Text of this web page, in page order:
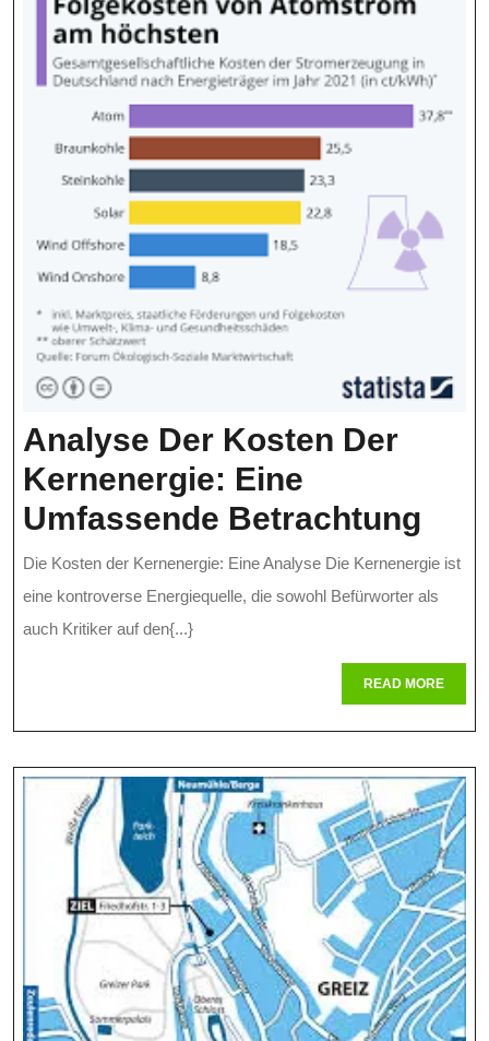
Analyse Der Kosten Der
Kernenergie: Eine
Umfassende Betrachtung
Der
Eine
Die Kosten der Kernenergie: Eine Analyse Die Kernenergie ist
eine kontroverse Energiequelle, die sowohl Befürworter als
auch Kritiker auf den{...}
READ MOREREAD
MORE